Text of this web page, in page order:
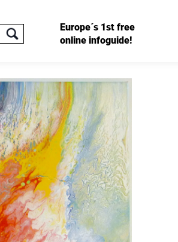
Europe´s 1st free
online infoguide!